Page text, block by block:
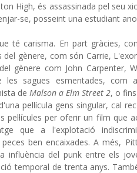
High, és assassinada pel seu
se, posseint una estudiant
té carisma. En part gràcies,
del gènere, com són Carrie,
gènere com John Carpenter,
les sagues esmentades,
de Malson a Elm Street 2, o
pel·lícula gens singular, cal
per oferir un film que
que a l'explotació
ben encaixades. A més,
influència del punk entre els
temporal de trenta anys.